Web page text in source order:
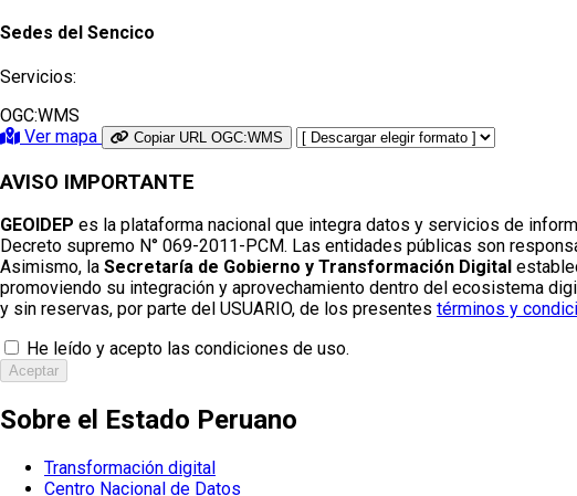
Sedes del Sencico
Servicios:
OGC:WMS
Ver mapa
Copiar URL OGC:WMS
AVISO IMPORTANTE
GEOIDEP es la plataforma nacional que integra datos y servicios de
Decreto supremo N° 069-2011-PCM. Las entidades públicas son
Asimismo, la Secretaría de Gobierno y Transformación Digital
promoviendo su integración y aprovechamiento dentro del ecosistema
y sin reservas, por parte del USUARIO, de los presentes términos y
He leído y acepto las condiciones de uso.
Aceptar
Sobre el Estado Peruano
Transformación digital
Centro Nacional de Datos